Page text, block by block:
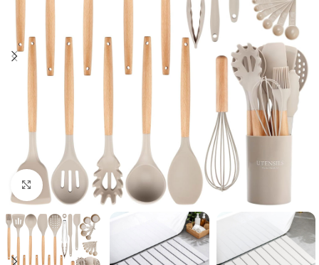
Click to enlarge